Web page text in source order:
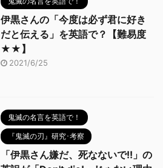
伊黒さんの「今度は必ず君に好き
だと伝える」を英語で？【難易度
★★】
2021/6/25
鬼滅の名言を英語で！
『鬼滅の刃』研究･考察
「伊黒さん嫌だ、死なないで!!」の